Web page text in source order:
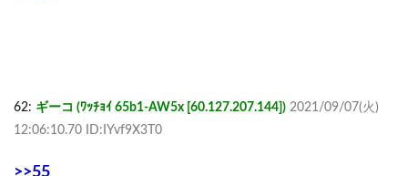
62: ギーコ (ﾜｯﾁｮｲ 65b1-AW5x [60.127.207.144]) 2021/09/07(火)
12:06:10.70 ID:IYvf9X3T0
>>55